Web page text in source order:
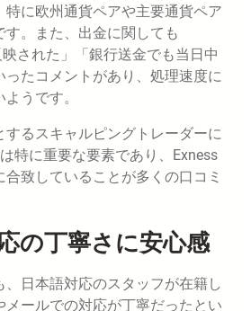
特に欧州通貨ペアや主要通貨ペア
す。また、出金に関しても
映された」「銀行送金でも当日中
ったコメントがあり、処理速度に
うです。
するスキャルピングトレーダーに
特に重要な要素であり、Exness
致していることが多くの口コミ
の丁寧さに安心感
日本語対応のスタッフが在籍し
メールでの対応が丁寧だったとい